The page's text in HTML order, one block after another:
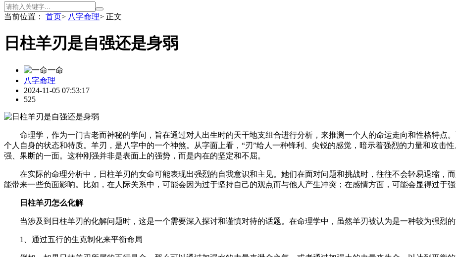
当前位置： 首页> 八字命理> 正文
​日柱羊刃是自强还是身弱
一命
八字命理
2024-11-05 07:53:17
525
命理学，作为一门古老而神秘的学问，旨在通过对人出生时的天干地支组合进行分析，来推测一个人的命运走向和性格特点
个人自身的状态和特质。羊刃，是八字中的一个神煞。从字面上看，“刃”给人一种锋利、尖锐的感觉，暗示着强烈的力量和攻击
强、果断的一面。这种刚强并非是表面上的强势，而是内在的坚定和不屈。
在实际的命理分析中，日柱羊刃的女命可能表现出强烈的自我意识和主见。她们在面对问题和挑战时，往往不会轻易退缩，
能带来一些负面影响。比如，在人际关系中，可能会因为过于坚持自己的观点而与他人产生冲突；在感情方面，可能会显得过于强
日柱羊刃怎么化解
当涉及到日柱羊刃的化解问题时，这是一个需要深入探讨和谨慎对待的话题。在命理学中，虽然羊刃被认为是一种较为强烈
1、通过五行的生克制化来平衡命局